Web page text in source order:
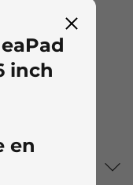
puertos/ranuras
a
inch
en